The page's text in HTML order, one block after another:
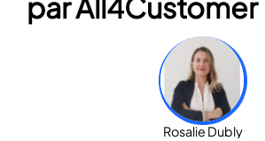
par All4Customer
Rosalie Dubly